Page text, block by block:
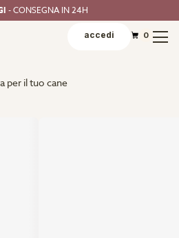
- CONSEGNA IN 24H
accedi 0
per il tuo cane